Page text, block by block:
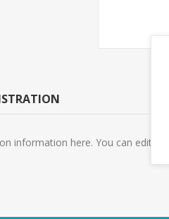
information here. You can edit